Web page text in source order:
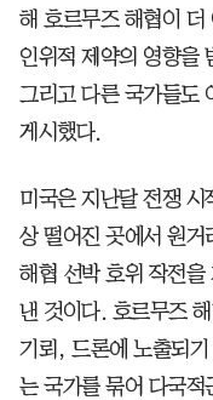
해 호르무즈 해협이
인위적 제약의 영향
그리고 다른 국가들도
게시했다.
미국은 지난달 전쟁 시
상 떨어진 곳에서 원
해협 선박 호위 작전을
낸 것이다. 호르무즈
기뢰, 드론에 노출되
는 국가를 묶어 다국적